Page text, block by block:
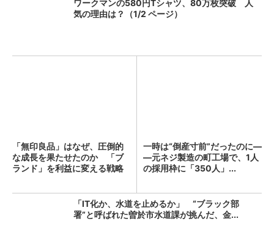
ワークマンの580円Tシャツ、80万枚突破 人
気の理由は？（1/2 ページ）
「無印良品」はなぜ、圧倒的
な成長を果たせたのか 「ブ
ランド」を利益に変える戦略
一時は“倒産寸前”だったのに―
―元ネジ製造の町工場で、1人
の採用枠に「350人」...
「IT化か、水道を止めるか」 “ブラック部
署”と呼ばれた曽於市水道課が挑んだ、金...